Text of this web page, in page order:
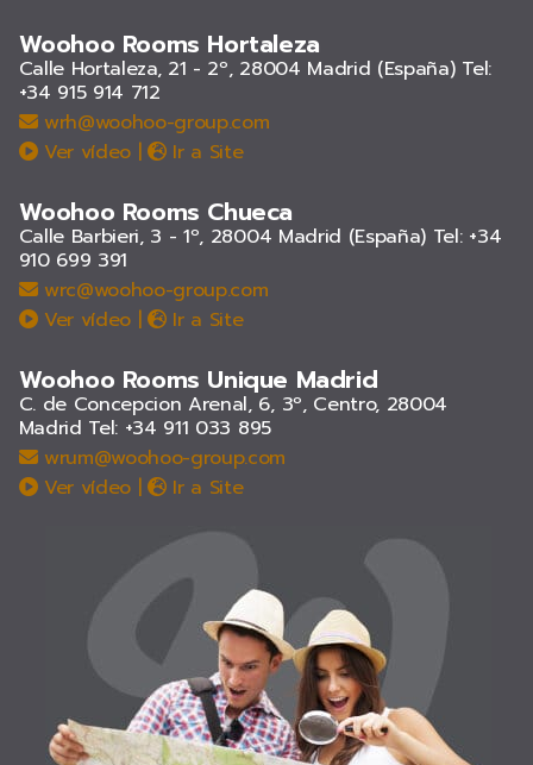
Woohoo Rooms Hortaleza
Calle Hortaleza, 21 - 2º, 28004 Madrid (España) Tel:
+34 915 914 712
wrh@woohoo-group.com
Ver vídeo | Ir a Site
Woohoo Rooms Chueca
Calle Barbieri, 3 - 1º, 28004 Madrid (España) Tel: +34
910 699 391
wrc@woohoo-group.com
Ver vídeo | Ir a Site
Woohoo Rooms Unique Madrid
C. de Concepcion Arenal, 6, 3º, Centro, 28004
Madrid Tel: +34 911 033 895
wrum@woohoo-group.com
Ver vídeo | Ir a Site